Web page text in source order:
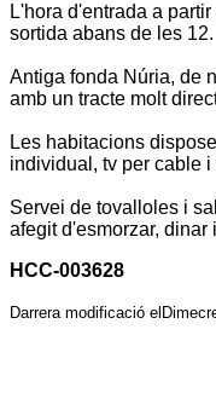
L'hora d'entrada a
sortida abans de les 12.
Antiga fonda Núria, de
amb un tracte molt
Les habitacions
individual, tv per cable i
Servei de tovalloles i
afegit d'esmorzar, dinar
HCC-003628
Darrera modificació